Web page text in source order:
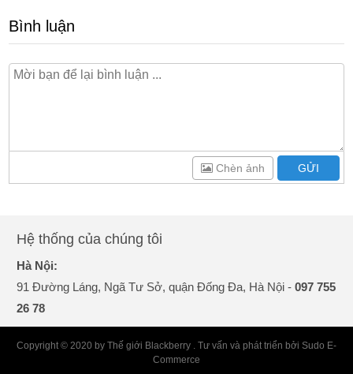
Bình luận
GỬI
Chèn ảnh
Hệ thống của chúng tôi
Hà Nội:
91 Đường Láng, Ngã Tư Sở, quận Đống Đa, Hà Nội -097 755
26 78
Copyright © 2020 by Thế giới Blackberry . Tư vấn và phát triển bởi Sudo E-
Commerce